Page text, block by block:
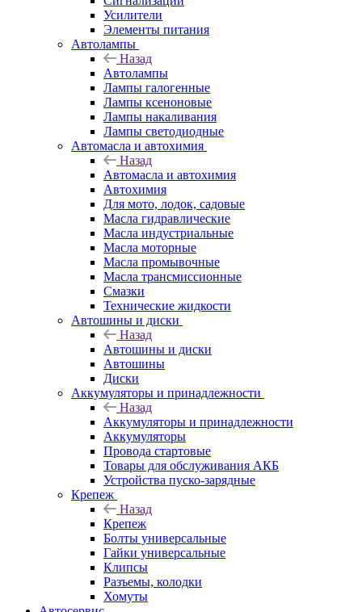
Усилители
Элементы питания
Автолампы
Назад
Автолампы
Лампы галогенные
Лампы ксеноновые
Лампы накаливания
Лампы светодиодные
Автомасла и автохимия
Назад
Автомасла и автохимия
Автохимия
Для мото, лодок, садовые
Масла гидравлические
Масла индустриальные
Масла моторные
Масла промывочные
Масла трансмиссионные
Смазки
Технические жидкости
Автошины и диски
Назад
Автошины и диски
Автошины
Диски
Аккумуляторы и принадлежности
Назад
Аккумуляторы и принадлежности
Аккумуляторы
Провода стартовые
Товары для обслуживания АКБ
Устройства пуско-зарядные
Крепеж
Назад
Крепеж
Болты универсальные
Гайки универсальные
Клипсы
Разъемы, колодки
Хомуты